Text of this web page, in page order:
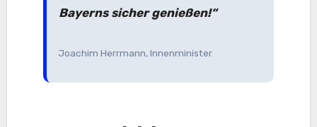
Bayerns sicher genießen!“
Joachim Herrmann, Innenminister